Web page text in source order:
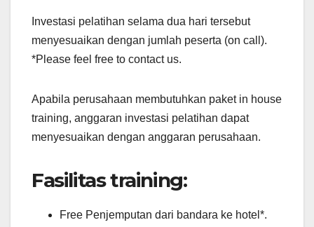
Investasi pelatihan selama dua hari tersebut
menyesuaikan dengan jumlah peserta (on call).
*Please feel free to contact us.
Apabila perusahaan membutuhkan paket in house
training, anggaran investasi pelatihan dapat
menyesuaikan dengan anggaran perusahaan.
Fasilitas training:
Free Penjemputan dari bandara ke hotel*.